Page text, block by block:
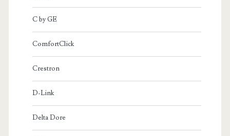
C by GE
ComfortClick
Crestron
D-Link
Delta Dore